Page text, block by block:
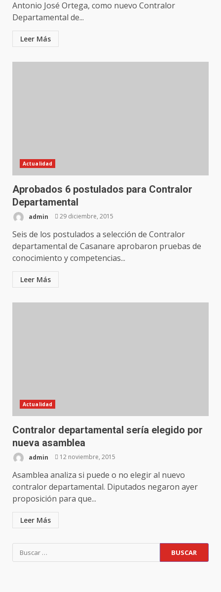
Antonio José Ortega, como nuevo Contralor
Departamental de...
Leer Más
Actualidad
Aprobados 6 postulados para Contralor
Departamental
admin 29 diciembre, 2015
Seis de los postulados a selección de Contralor
departamental de Casanare aprobaron pruebas de
conocimiento y competencias...
Leer Más
Actualidad
Contralor departamental sería elegido por
nueva asamblea
admin 12 noviembre, 2015
Asamblea analiza si puede o no elegir al nuevo
contralor departamental. Diputados negaron ayer
proposición para que...
Leer Más